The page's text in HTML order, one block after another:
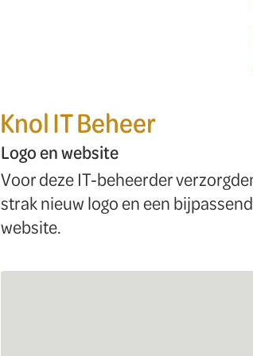
Knol IT Beheer
Logo en website
Voor deze IT-beheerder
strak nieuw logo en een
website.